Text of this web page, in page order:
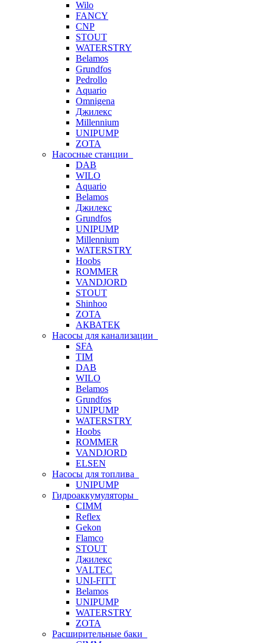
Wilo
FANCY
CNP
STOUT
WATERSTRY
Belamos
Grundfos
Pedrollo
Aquario
Omnigena
Джилекс
Millennium
UNIPUMP
ZOTA
Насосные станции
DAB
WILO
Aquario
Belamos
Джилекс
Grundfos
UNIPUMP
Millennium
WATERSTRY
Hoobs
ROMMER
VANDJORD
STOUT
Shinhoo
ZOTA
АКВАТЕК
Насосы для канализации
SFA
TIM
DAB
WILO
Belamos
Grundfos
UNIPUMP
WATERSTRY
Hoobs
ROMMER
VANDJORD
ELSEN
Насосы для топлива
UNIPUMP
Гидроаккумуляторы
CIMM
Reflex
Gekon
Flamco
STOUT
Джилекс
VALTEC
UNI-FITT
Belamos
UNIPUMP
WATERSTRY
ZOTA
Расширительные баки